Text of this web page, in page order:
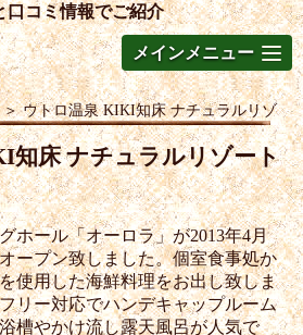
口コミ情報でご紹介
メインメニュー
＞ウトロ温泉 KIKI知床 ナチュラルリゾ
知床 ナチュラルリゾート
ホール「オーロラ」が2013年4月
ープン致しました。個室食事処か
使用した海鮮料理をお出し致しま
リー対応でハンデキャップルーム
槽やかけ流し露天風呂が人気で